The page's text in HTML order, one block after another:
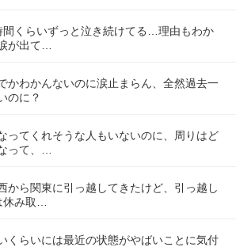
くらいずっと泣き続けてる…理由もわか
が出て…
かわかんないのに涙止まらん、全然過去一
のに？
ってくれそうな人もいないのに、周りはど
って、…
から関東に引っ越してきたけど、引っ越し
み取…
くらいには最近の状態がやばいことに気付